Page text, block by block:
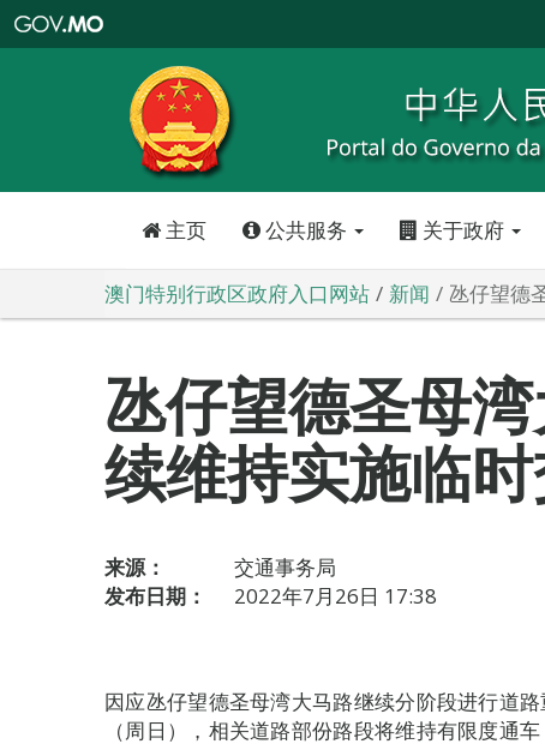
特
政
区
政
口
主页 公共服务 关于政府
澳门特别行政区政府入口网站 新闻 氹仔望德
氹仔望德圣母
续维持实施临
来源：
交通事务局
发布日期：
2022年7月26日 17:38
因应氹仔望德圣母湾大马路继续分阶段进行道
（周日），相关道路部份路段将维持有限度通